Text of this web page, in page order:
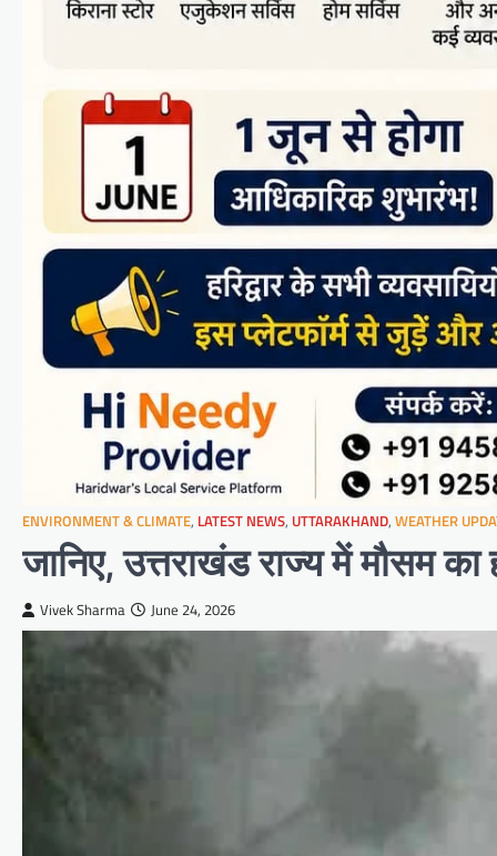
ENVIRONMENT & CLIMATE, LATEST NEWS, UTTARAKHAND, WEATHER
जानिए, उत्तराखंड राज्य में मौसम का
Vivek Sharma June 24, 2026